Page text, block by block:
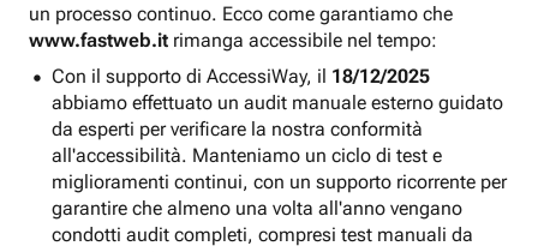
un processo continuo. Ecco come garantiamo che
www.fastweb.it rimanga accessibile nel tempo:
Con il supporto di AccessiWay, il 18/12/2025
abbiamo effettuato un audit manuale esterno guidato
da esperti per verificare la nostra conformità
all'accessibilità. Manteniamo un ciclo di test e
miglioramenti continui, con un supporto ricorrente per
garantire che almeno una volta all'anno vengano
condotti audit completi, compresi test manuali da